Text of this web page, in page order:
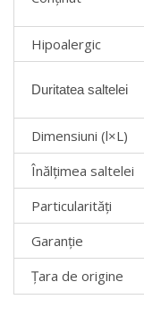
Hipoalergic
Duritatea
Dimensiuni (l×L)
Înălțimea saltelei
Particularități
Garanţie
Țara de origine